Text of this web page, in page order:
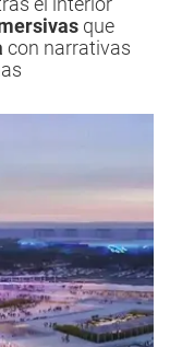
que
con narrativas